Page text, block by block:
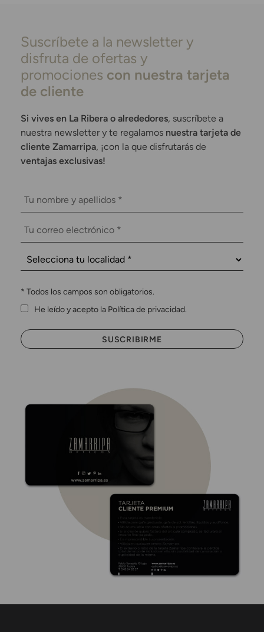
Suscríbete a la newsletter y
disfruta de ofertas y
promociones con nuestra tarjeta
de cliente
Si vives en La Ribera o alrededores, suscríbete a
nuestra newsletter y te regalamos nuestra tarjeta de
cliente Zamarripa, ¡con la que disfrutarás de
ventajas exclusivas!
* Todos los campos son obligatorios.
He leído y acepto la Política de privacidad.